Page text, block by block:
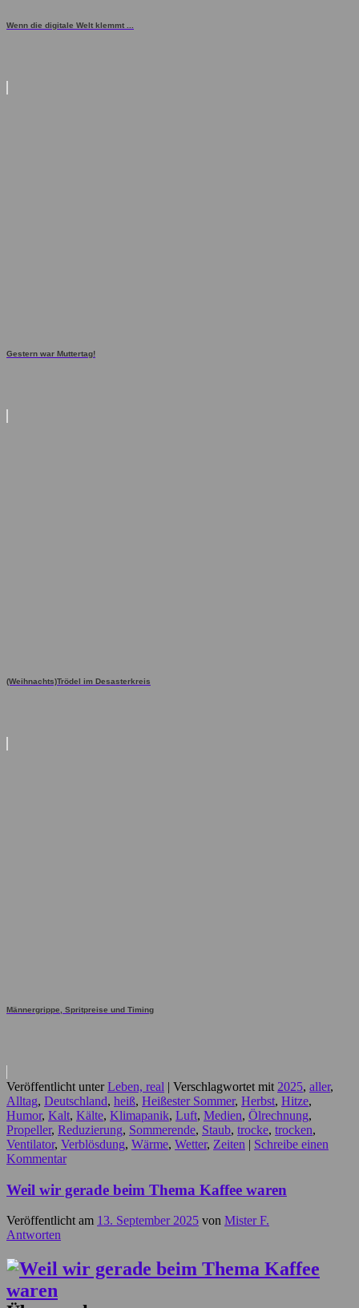
Wenn die digitale Welt klemmt ...
Gestern war Muttertag!
(Weihnachts)Trödel im Desasterkreis
Männergrippe, Spritpreise und Timing
Veröffentlicht unter Leben, real | Verschlagwortet mit 2025, aller,
Alltag, Deutschland, heiß, Heißester Sommer, Herbst, Hitze,
Humor, Kalt, Kälte, Klimapanik, Luft, Medien, Ölrechnung,
Propeller, Reduzierung, Sommerende, Staub, trocke, trocken,
Ventilator, Verblösdung, Wärme, Wetter, Zeiten | Schreibe einen
Kommentar
Weil wir gerade beim Thema Kaffee waren
Veröffentlicht am 13. September 2025 von Mister F.
Antworten